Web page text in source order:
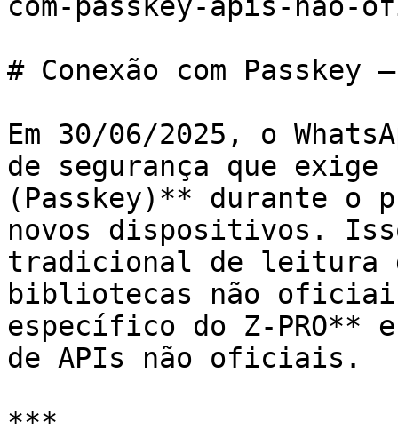
# Conexão com
Em 30/06/2025, o
de segurança que exige
(Passkey)** durante o
novos dispositivos.
tradicional de leitura
bibliotecas não
específico do Z-PRO**
de APIs não oficiais.
***